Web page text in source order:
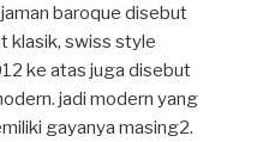
baroque disebut
klasik, swiss style
ke atas juga disebut
jadi modern yang
gayanya masing2.